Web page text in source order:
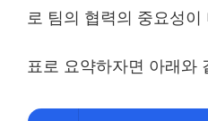
로 팀의 협력의 중요성이
표로 요약하자면 아래와